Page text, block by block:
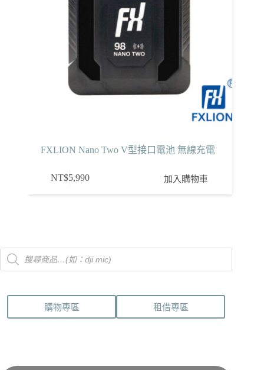
FXLION Nano Two V型接口電池 無線充電
NT$5,990 加入購物車
Products
search
購物專區 租借專區